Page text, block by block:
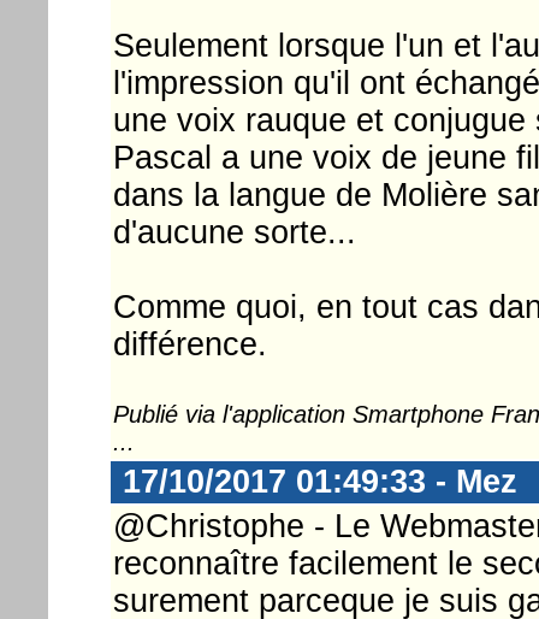
Seulement lorsque l'un et
l'impression qu'il ont
une voix rauque et
Pascal a une voix de jeune
dans la langue de Molière
d'aucune sorte...
Comme quoi, en tout cas
différence.
Publié via l'application Smartphone
...
17/10/2017 01:49:33 - Mez
@Christophe - Le
reconnaître facilement le
surement parceque je suis